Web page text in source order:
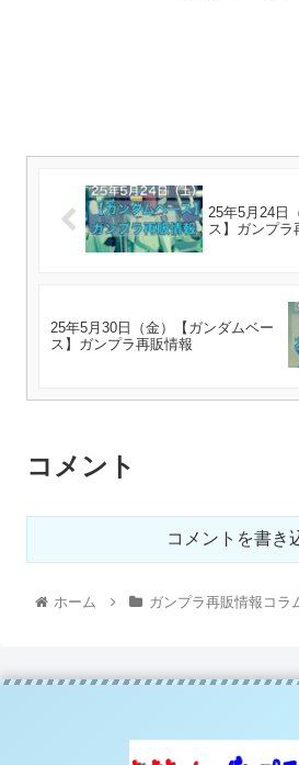
25年5月24日
ス】ガンプラ
25年5月30日（金）【ガンダムベー
ス】ガンプラ再販情報
コメント
コメントを書き
ホーム ガンプラ再販情報コラ